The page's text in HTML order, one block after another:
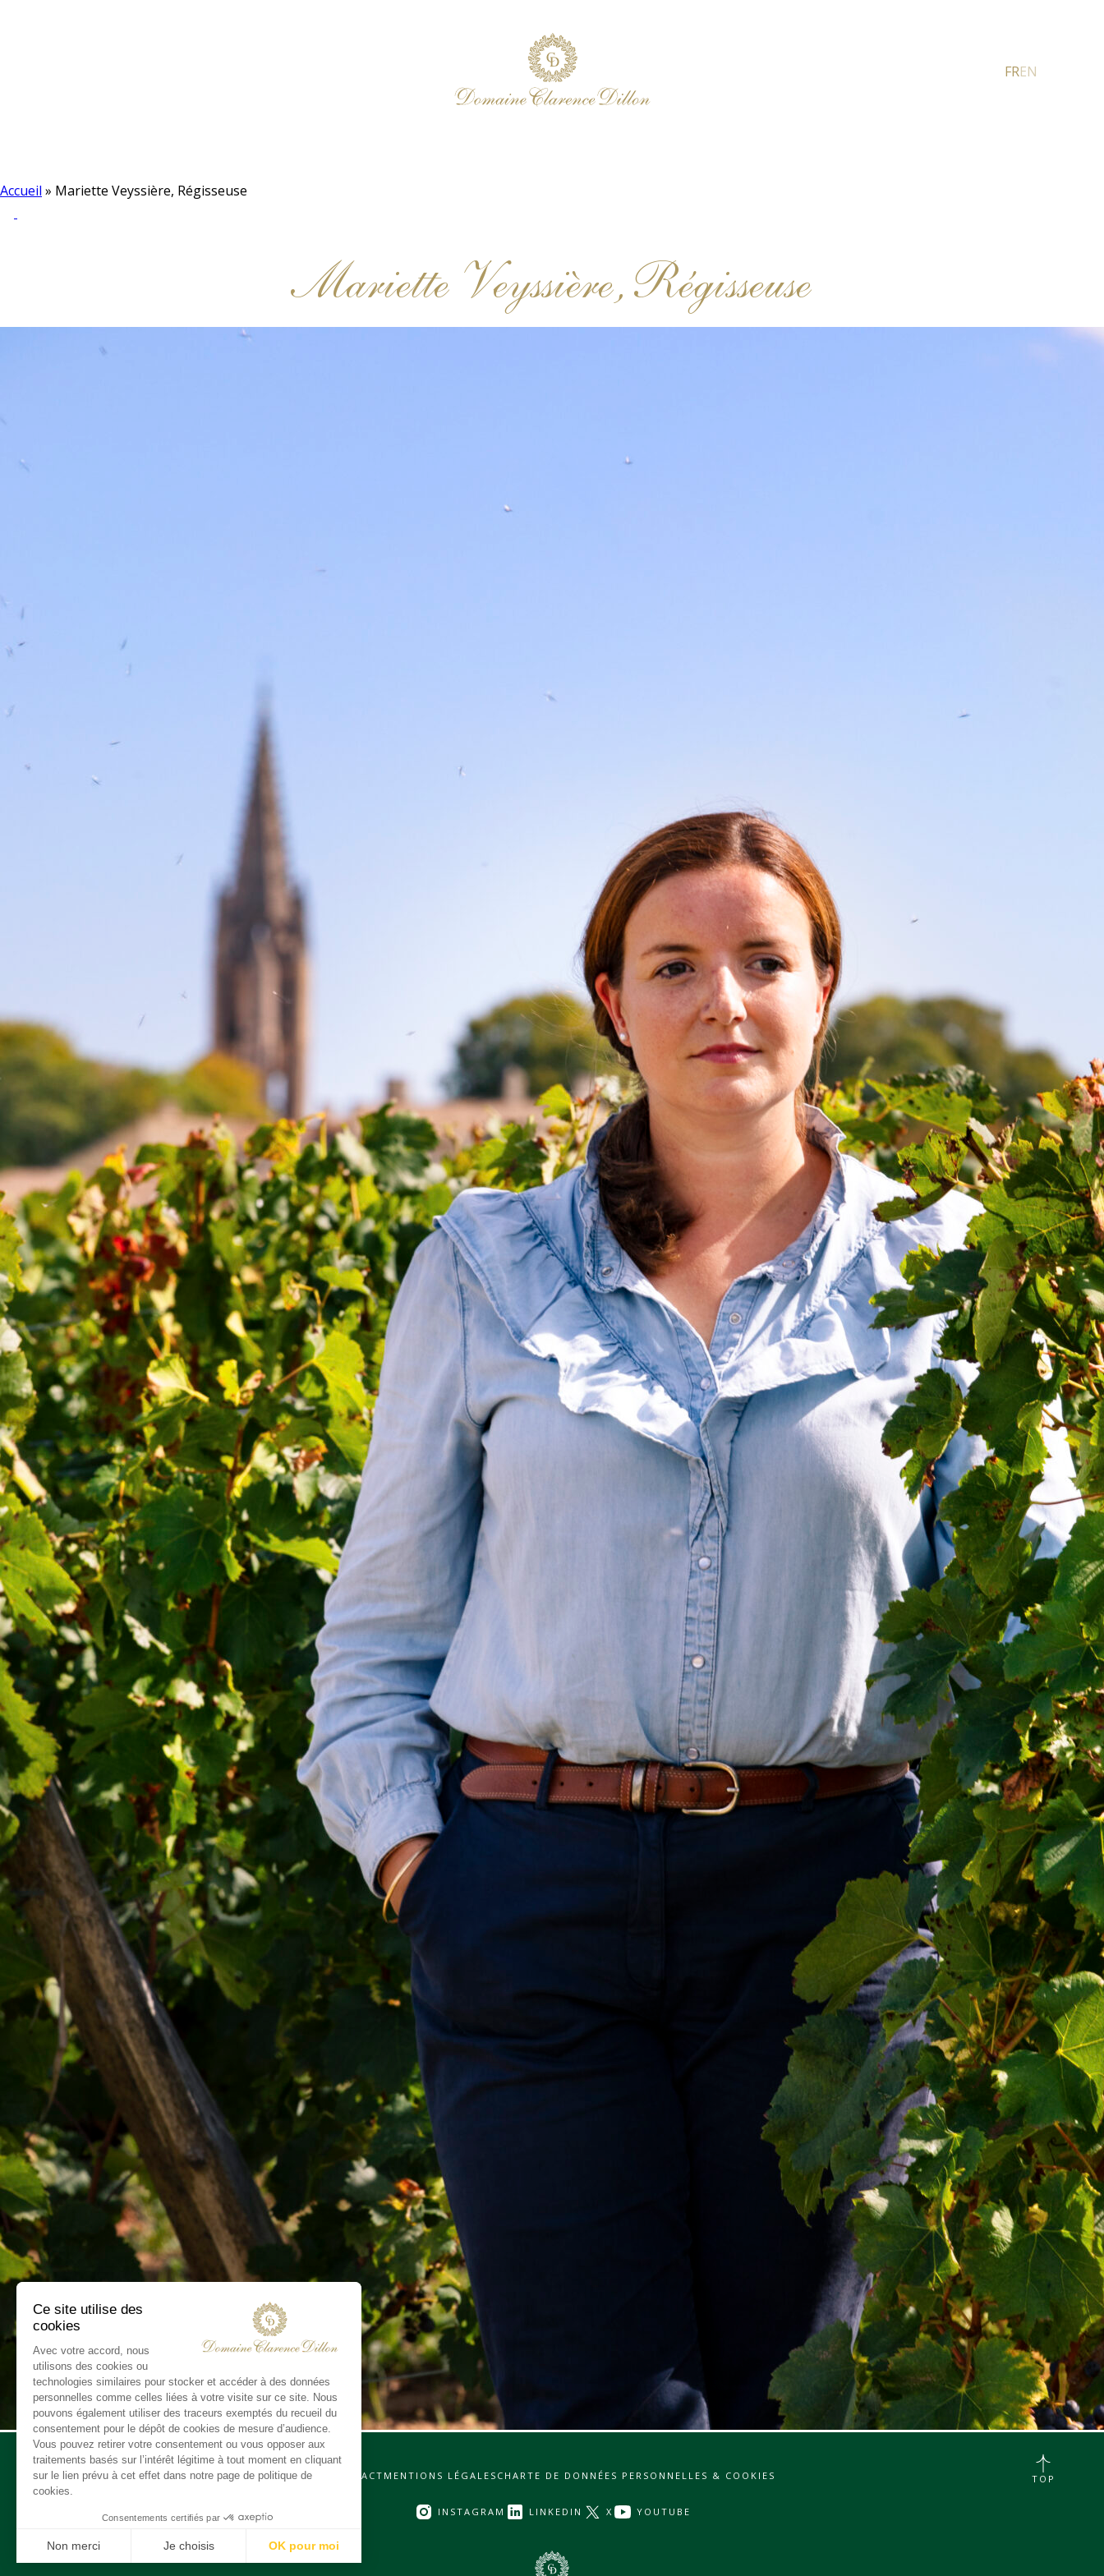
FREN
Accueil » Mariette Veyssière, Régisseuse
Mariette Veyssière, Régisseuse
CONTACT MENTIONS LÉGALES CHARTE DE DONNÉES PERSONNELLES & COOKIES
INSTAGRAM LINKEDIN X YOUTUBE
TOP